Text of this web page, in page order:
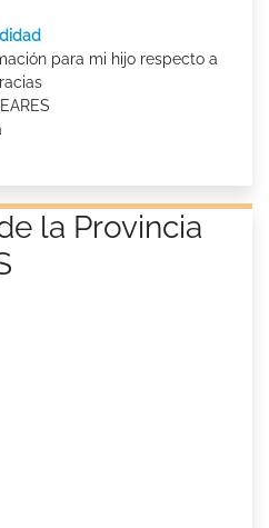
para mi hijo respecto a
la Provincia